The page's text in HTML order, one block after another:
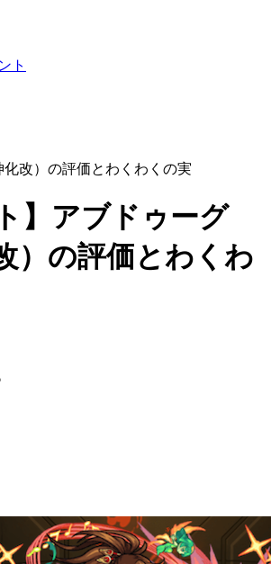
ト
改）の評価とわくわくの実
】アブドゥーグ
）の評価とわくわ